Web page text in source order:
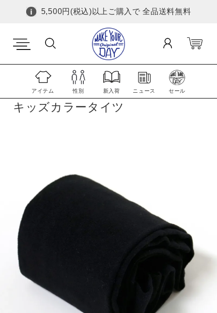
5,500円(税込)以上ご購入で 全品送料無料
キッズカラータイツ
アイテム 性別 新入荷 ニュース セール